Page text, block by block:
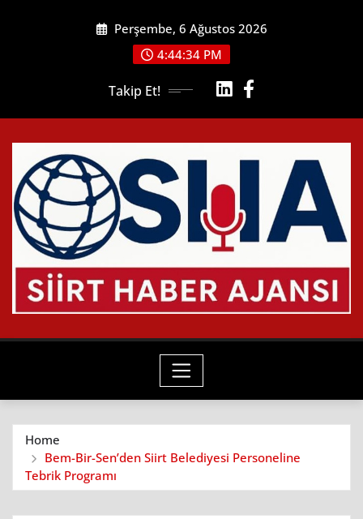
Perşembe, 6 Ağustos 2026
4:44:36 PM
Takip Et!
Home
Bem-Bir-Sen’den Siirt Belediyesi Personeline
Tebrik Programı